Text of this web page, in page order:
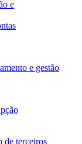
e
e gestão
de terceiros